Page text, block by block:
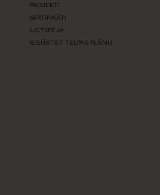
PROJEKTI
SERTIFIKĀTI
ILGTSPĒJA
IEGŪSTIET TELPAS PLĀNU